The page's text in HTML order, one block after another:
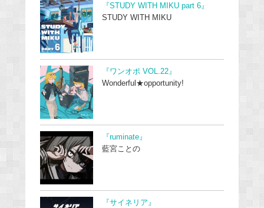
『STUDY WITH MIKU part 6』
STUDY WITH MIKU
『ワンオポ VOL.22』
Wonderful★opportunity!
『ruminate』
藍宮ことの
『サイネリア』